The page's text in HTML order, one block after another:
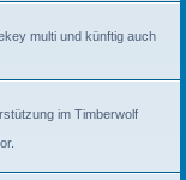
multi und künftig auch
im Timberwolf